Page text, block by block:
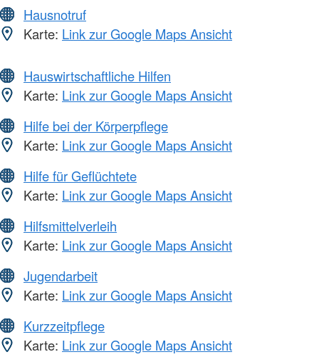
Hausnotruf
Karte: Link zur Google Maps Ansicht
Hauswirtschaftliche Hilfen
Karte: Link zur Google Maps Ansicht
Hilfe bei der Körperpflege
Karte: Link zur Google Maps Ansicht
Hilfe für Geflüchtete
Karte: Link zur Google Maps Ansicht
Hilfsmittelverleih
Karte: Link zur Google Maps Ansicht
Jugendarbeit
Karte: Link zur Google Maps Ansicht
Kurzzeitpflege
Karte: Link zur Google Maps Ansicht